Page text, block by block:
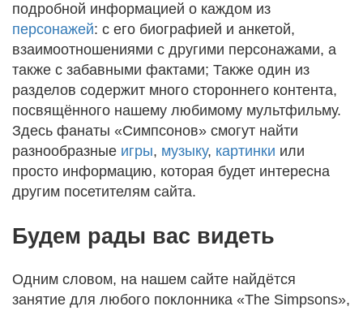
подробной информацией о каждом из
персонажей: с его биографией и анкетой,
взаимоотношениями с другими персонажами, а
также с забавными фактами; Также один из
разделов содержит много стороннего контента,
посвящённого нашему любимому мультфильму.
Здесь фанаты «Симпсонов» смогут найти
разнообразные игры, музыку, картинки или
просто информацию, которая будет интересна
другим посетителям сайта.
Будем рады вас видеть
Одним словом, на нашем сайте найдётся
занятие для любого поклонника «The Simpsons»,